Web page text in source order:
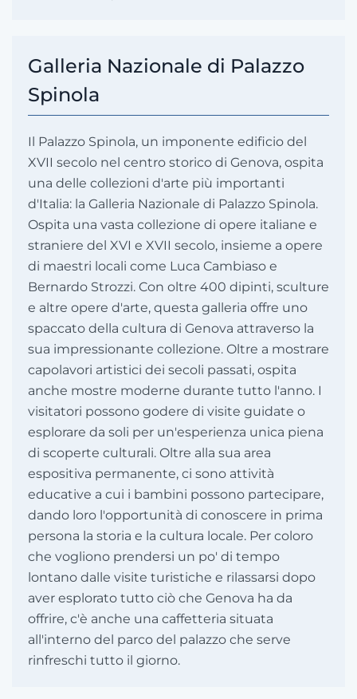
Galleria Nazionale di Palazzo
Spinola
Il Palazzo Spinola, un imponente edificio del
XVII secolo nel centro storico di Genova, ospita
una delle collezioni d'arte più importanti
d'Italia: la Galleria Nazionale di Palazzo Spinola.
Ospita una vasta collezione di opere italiane e
straniere del XVI e XVII secolo, insieme a opere
di maestri locali come Luca Cambiaso e
Bernardo Strozzi. Con oltre 400 dipinti, sculture
e altre opere d'arte, questa galleria offre uno
spaccato della cultura di Genova attraverso la
sua impressionante collezione. Oltre a mostrare
capolavori artistici dei secoli passati, ospita
anche mostre moderne durante tutto l'anno. I
visitatori possono godere di visite guidate o
esplorare da soli per un'esperienza unica piena
di scoperte culturali. Oltre alla sua area
espositiva permanente, ci sono attività
educative a cui i bambini possono partecipare,
dando loro l'opportunità di conoscere in prima
persona la storia e la cultura locale. Per coloro
che vogliono prendersi un po' di tempo
lontano dalle visite turistiche e rilassarsi dopo
aver esplorato tutto ciò che Genova ha da
offrire, c'è anche una caffetteria situata
all'interno del parco del palazzo che serve
rinfreschi tutto il giorno.